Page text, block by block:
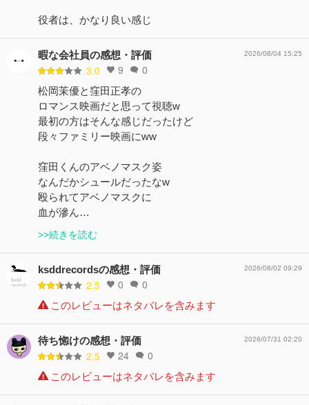
役者は、かなり良い感じ
暇な会社員の感想・評価
3.0 9 0
2026/08/04 15:25
松岡茉優と窪田正孝の
ロマンス映画だと思って視聴w
最初の方はそんな感じだったけど
段々ファミリー映画にww
窪田くんのアベノマスク姿
なんだかシュールだったなw
殴られてアベノマスクに
血が滲ん…
>>続きを読む
ksddrecordsの感想・評価
2.5 0 0
2026/08/02 09:29
このレビューはネタバレを含みます
待ち惚けの感想・評価
2.5 24 0
2026/07/31 02:20
このレビューはネタバレを含みます